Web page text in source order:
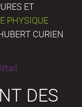
ET
PHYSIQUE
CURIEN
DES